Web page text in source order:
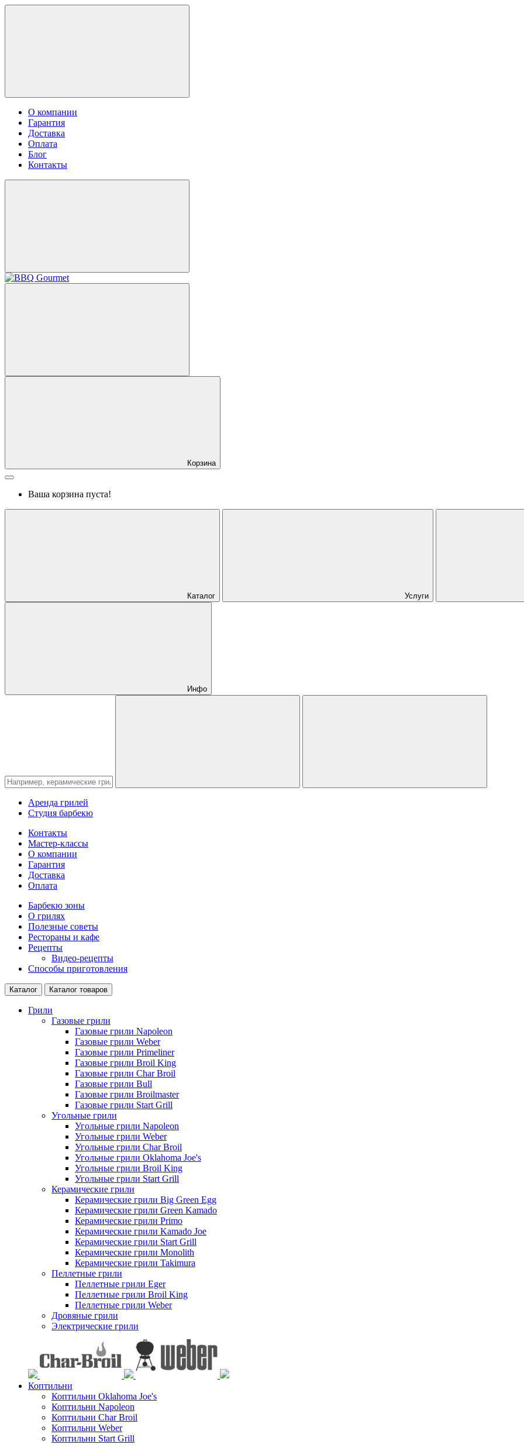
О компании
Гарантия
Доставка
Оплата
Блог
Контакты
Корзина
Ваша корзина пуста!
Каталог Услуги
Инфо
Аренда грилей
Студия барбекю
Контакты
Мастер-классы
О компании
Гарантия
Доставка
Оплата
Барбекю зоны
О грилях
Полезные советы
Рестораны и кафе
Рецепты
Видео-рецепты
Способы приготовления
Каталог Каталог товаров
Грили
Газовые грили
Газовые грили Napoleon
Газовые грили Weber
Газовые грили Primeliner
Газовые грили Broil King
Газовые грили Char Broil
Газовые грили Bull
Газовые грили Broilmaster
Газовые грили Start Grill
Угольные грили
Угольные грили Napoleon
Угольные грили Weber
Угольные грили Char Broil
Угольные грили Oklahoma Joe's
Угольные грили Broil King
Угольные грили Start Grill
Керамические грили
Керамические грили Big Green Egg
Керамические грили Green Kamado
Керамические грили Primo
Керамические грили Kamado Joe
Керамические грили Start Grill
Керамические грили Monolith
Керамические грили Takimura
Пеллетные грили
Пеллетные грили Eger
Пеллетные грили Broil King
Пеллетные грили Weber
Дровяные грили
Электрические грили
Коптильни
Коптильни Oklahoma Joe's
Коптильни Napoleon
Коптильни Char Broil
Коптильни Weber
Коптильни Start Grill